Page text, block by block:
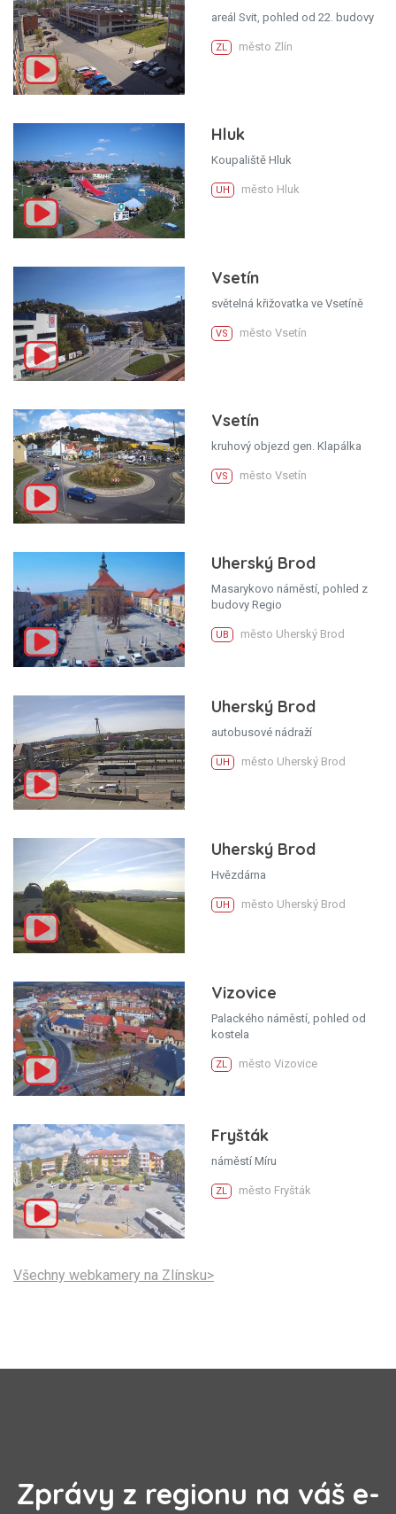
areál Svit, pohled od 22. budovy
ZL město Zlín
Hluk
Koupaliště Hluk
UH město Hluk
Vsetín
světelná křižovatka ve Vsetíně
VS město Vsetín
Vsetín
kruhový objezd gen. Klapálka
VS město Vsetín
Uherský Brod
Masarykovo náměstí, pohled z
budovy Regio
UB město Uherský Brod
Uherský Brod
autobusové nádraží
UH město Uherský Brod
Uherský Brod
Hvězdárna
UH město Uherský Brod
Vizovice
Palackého náměstí, pohled od
kostela
ZL město Vizovice
Fryšták
náměstí Míru
ZL město Fryšták
Všechny webkamery na Zlínsku>
Zprávy z regionu na váš e-